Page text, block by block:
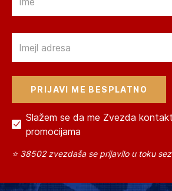
Slažem se da me Zvezda
promocijama
⭐ 38502 zvezdaša se prijavilo u toku